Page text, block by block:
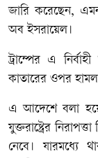
জারি করেছেন,
অব ইসরায়েল।
ট্রাম্পের এ
কাতারের ওপর
এ আদেশে বলা
যুক্তরাষ্ট্রের
নেবে। যারমধ্যে